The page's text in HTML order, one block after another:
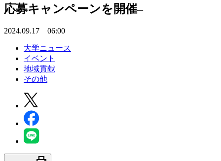
応募キャンペーンを開催–
2024.09.17 06:00
大学ニュース
イベント
地域貢献
その他